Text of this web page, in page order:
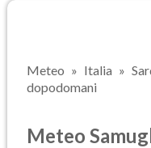
Meteo Italia
dopodomani
Meteo